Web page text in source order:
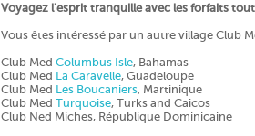
Voyagez l'esprit tranquille avec les forfaits
Vous êtes intéressé par un autre village Club
Club Med Columbus Isle, Bahamas
Club Med La Caravelle, Guadeloupe
Club Med Les Boucaniers, Martinique
Club Med Turquoise, Turks and Caicos
Club Ned Miches, République Dominicaine